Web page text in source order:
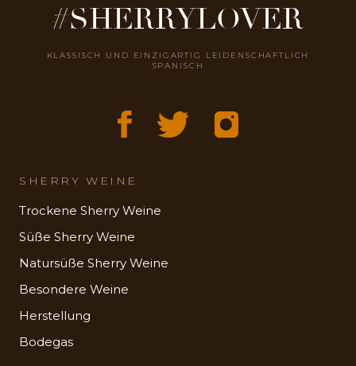
#SHERRYLOVER
KLASSISCH UND EINZIGARTIG LEIDENSCHAFTLICH
SPANISCH
SHERRY WEINE
Trockene Sherry Weine
Süße Sherry Weine
Natursüße Sherry Weine
Besondere Weine
Herstellung
Bodegas